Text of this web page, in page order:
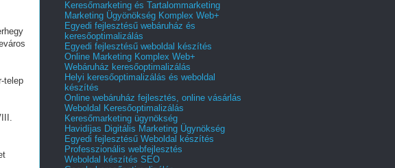
telep
Keresőmarketing és Tartalommarketing
Marketing Ügyönökség Komplex Web+
Egyedi fejlesztésű webáruház és
keresőoptimalizálás
Egyedi fejlesztésű weboldal készítés
Online Marketing Komplex Web+
Webáruház keresőoptimalizálás
Helyi keresőoptimalizálás és weboldal
készítés
Online webáruház fejlesztés, online vásárlás
Weboldal Keresőoptimalizálás
Keresőmarketing ügynökség
Havidíjas Digitális Marketing Ügynökség
Egyedi fejlesztésű Weboldal készítés
Professzionális webfejlesztés
Weboldal készítés SEO